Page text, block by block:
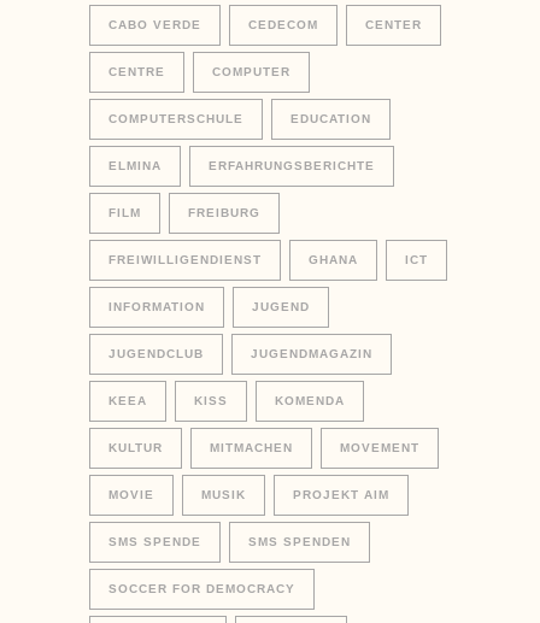
CABO VERDE CEDECOM CENTER
CENTRE COMPUTER
COMPUTERSCHULE EDUCATION
ELMINA ERFAHRUNGSBERICHTE
FILM FREIBURG
FREIWILLIGENDIENST GHANA ICT
INFORMATION JUGEND
JUGENDCLUB JUGENDMAGAZIN
KEEA KISS KOMENDA
KULTUR MITMACHEN MOVEMENT
MOVIE MUSIK PROJEKT AIM
SMS SPENDE SMS SPENDEN
SOCCER FOR DEMOCRACY